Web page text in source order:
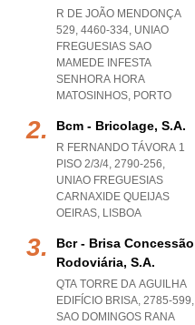
R DE JOÃO MENDONÇA
529, 4460-334, UNIAO
FREGUESIAS SAO
MAMEDE INFESTA
SENHORA HORA
MATOSINHOS, PORTO
Bcm - Bricolage, S.a.
R FERNANDO TÁVORA 1
PISO 2/3/4, 2790-256,
UNIAO FREGUESIAS
CARNAXIDE QUEIJAS
OEIRAS, LISBOA
Bcr - Brisa Concessão
Rodoviária, S.a.
QTA TORRE DA AGUILHA
EDIFÍCIO BRISA, 2785-599,
SAO DOMINGOS RANA